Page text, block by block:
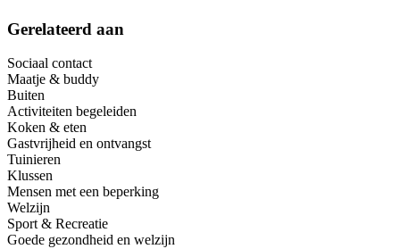
Gerelateerd aan
Sociaal contact
Maatje & buddy
Buiten
Activiteiten begeleiden
Koken & eten
Gastvrijheid en ontvangst
Tuinieren
Klussen
Mensen met een beperking
Welzijn
Sport & Recreatie
Goede gezondheid en welzijn